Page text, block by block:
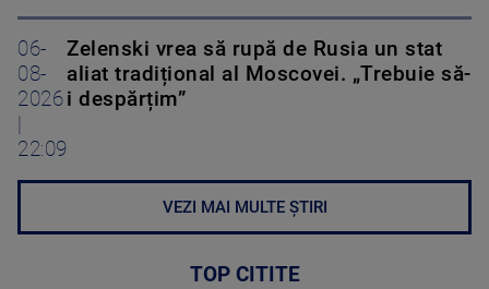
06-
08-
2026
22:09
Zelenski vrea să rupă de Rusia un stat
aliat tradițional al Moscovei. „Trebuie să-
i despărțim”
VEZI MAI MULTE ȘTIRI
TOP CITITE